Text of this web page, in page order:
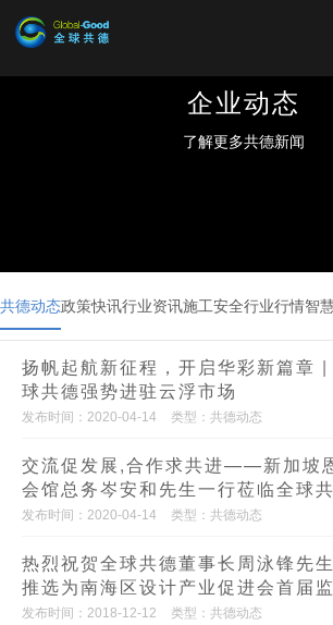
企业动态
了解更多共德新闻
共德动态政策快讯行业资讯施工安全行业行情智
扬帆起航新征程，开启华彩新篇章 |
球共德强势进驻云浮市场
发布时间：2020-04-14 类型：共德动态
交流促发展,合作求共进——新加坡
会馆总务岑安和先生一行莅临全球
公司交流考察
发布时间：2020-04-14 类型：共德动态
热烈祝贺全球共德董事长周泳锋先
推选为南海区设计产业促进会首届
长！
发布时间：2018-12-12 类型：共德动态